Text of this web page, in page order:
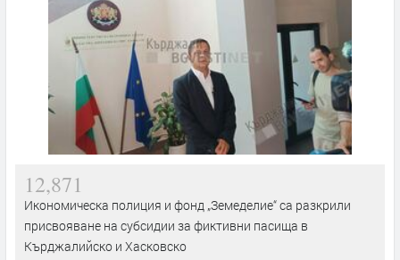
12,871
Икономическа полиция и фонд „Земеделие“ са разкрили
присвояване на субсидии за фиктивни пасища в
Кърджалийско и Хасковско